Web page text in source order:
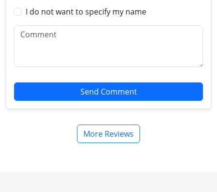
I do not want to specify my name
Send Comment
More Reviews